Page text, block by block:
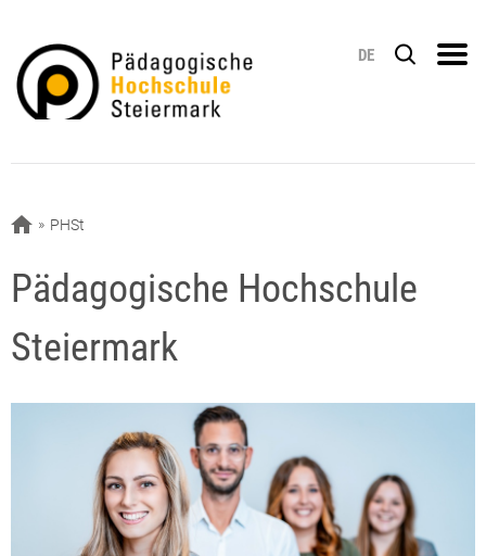
DE
PHSt
Pädagogische Hochschule
Steiermark